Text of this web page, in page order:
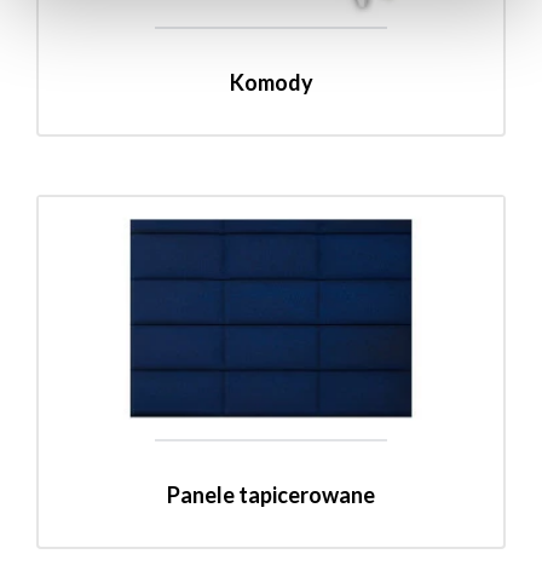
Komody
Panele tapicerowane